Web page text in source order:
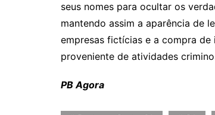
seus nomes para ocultar os
mantendo assim a aparência de
empresas fictícias e a compra de
proveniente de atividades
PB Agora